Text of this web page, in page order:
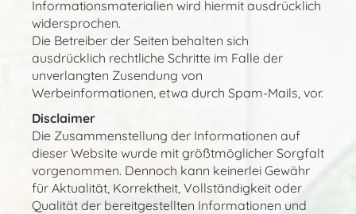
Informationsmaterialien wird hiermit ausdrücklich
widersprochen.
Die Betreiber der Seiten behalten sich
ausdrücklich rechtliche Schritte im Falle der
unverlangten Zusendung von
Werbeinformationen, etwa durch Spam-Mails, vor.
Disclaimer
Die Zusammenstellung der Informationen auf
dieser Website wurde mit größtmöglicher Sorgfalt
vorgenommen. Dennoch kann keinerlei Gewähr
für Aktualität, Korrektheit, Vollständigkeit oder
Qualität der bereitgestellten Informationen und